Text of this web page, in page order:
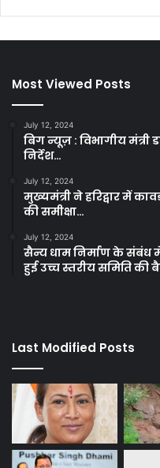
Most Viewed Posts
July 12, 2024
बिग न्यूज़ : विभागीय मंत्री
निर्देश…
July 12, 2024
मुख्यमंत्री ने हरिद्वार में
की समीक्षा…
July 12, 2024
सैन्य धाम निर्माण के संबंध
हुई उच्च स्तरीय समिति की
Last Modified Posts